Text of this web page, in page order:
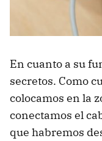
En cuanto a su
secretos. Como
colocamos en la
conectamos el
que habremos